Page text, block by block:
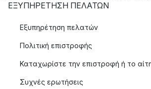
ΕΞΥΠΗΡΈΤΗΣΗ ΠΕΛΑΤΏΝ
Εξυπηρέτηση πελατών
Πολιτική επιστροφής
Καταχωρίστε την επιστροφή ή το
Συχνές ερωτήσεις